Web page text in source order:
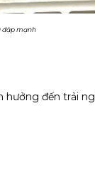
đập mạnh
hưởng đến trải